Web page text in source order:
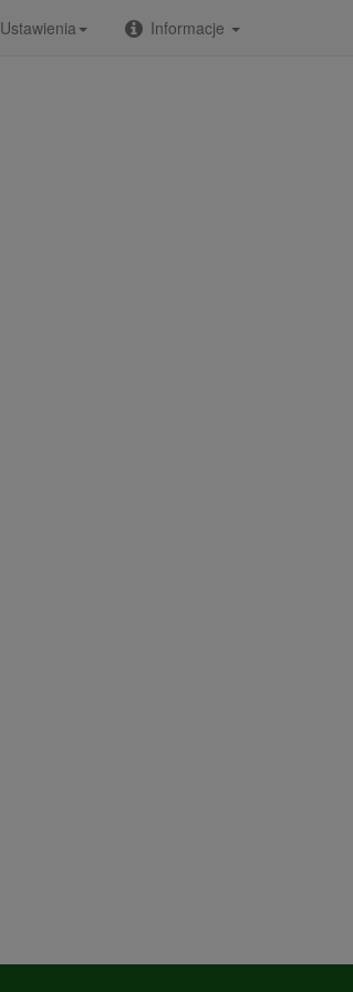
Informacje
Ustawienia